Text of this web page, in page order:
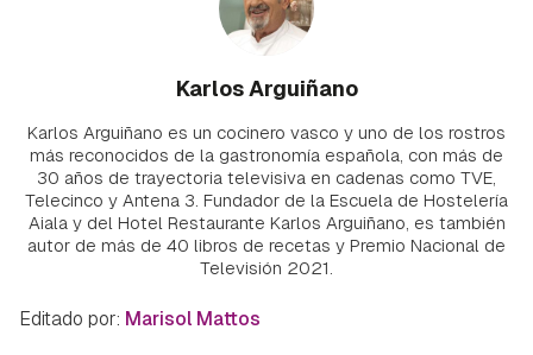
Karlos Arguiñano
Karlos Arguiñano es un cocinero vasco y uno de los rostros
más reconocidos de la gastronomía española, con más de
30 años de trayectoria televisiva en cadenas como TVE,
Telecinco y Antena 3. Fundador de la Escuela de Hostelería
Aiala y del Hotel Restaurante Karlos Arguiñano, es también
autor de más de 40 libros de recetas y Premio Nacional de
Televisión 2021.
Editado por: Marisol Mattos